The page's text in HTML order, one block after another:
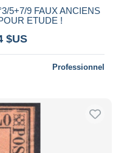
5+7/9 FAUX ANCIENS
ETUDE !
$US
Professionnel